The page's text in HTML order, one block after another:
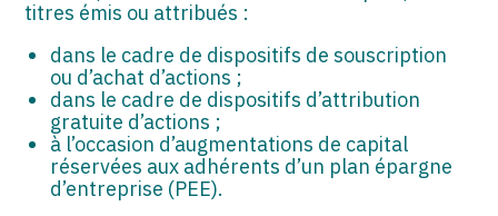
titres émis ou attribués :
dans le cadre de dispositifs de souscription
ou d’achat d’actions ;
dans le cadre de dispositifs d’attribution
gratuite d’actions ;
à l’occasion d’augmentations de capital
réservées aux adhérents d’un plan épargne
d’entreprise (PEE).